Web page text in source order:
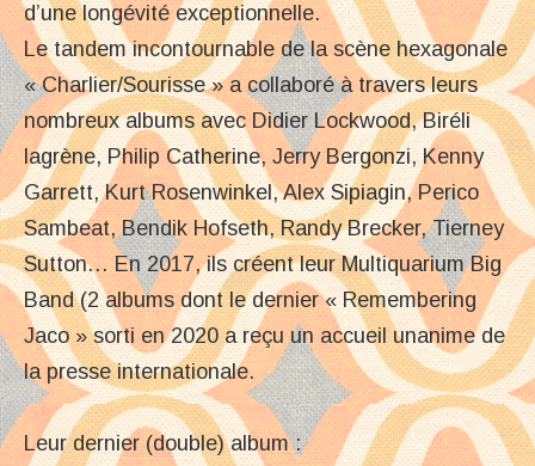
d’une longévité exceptionnelle.
Le tandem incontournable de la scène hexagonale
« Charlier/Sourisse » a collaboré à travers leurs
nombreux albums avec Didier Lockwood, Biréli
lagrène, Philip Catherine, Jerry Bergonzi, Kenny
Garrett, Kurt Rosenwinkel, Alex Sipiagin, Perico
Sambeat, Bendik Hofseth, Randy Brecker, Tierney
Sutton… En 2017, ils créent leur Multiquarium Big
Band (2 albums dont le dernier « Remembering
Jaco » sorti en 2020 a reçu un accueil unanime de
la presse internationale.
Leur dernier (double) album :